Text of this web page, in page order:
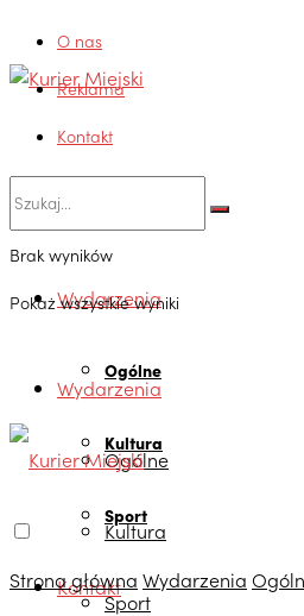
O nas
Reklama
Kontakt
Brak wyników
Pokaż wszystkie wyniki
Wydarzenia
Ogólne
Kultura
Sport
Kontakt
Wydarzenia
Ogólne
Kultura
Sport
Strona główna Wydarzenia